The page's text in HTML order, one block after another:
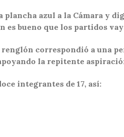
azul a la Cámara y
es bueno que los partidos
correspondió a una
la repitente
integrantes de 17, así: